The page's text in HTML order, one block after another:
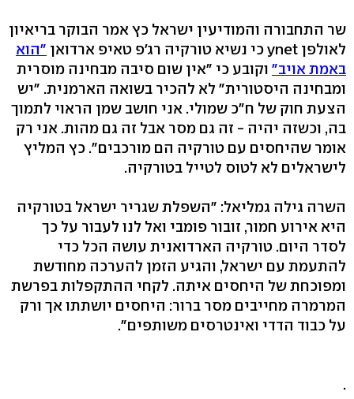
שר התחבורה והמודיעין ישראל כץ אמר הבוקר בריאיון
לאולפן ynet כי נשיא טורקיה רג'פ טאיפ ארדואן
"הוא
באמת אויב" וקובע כי "אין שום סיבה מבחינה מוסרית
ומבחינה היסטורית" לא להכיר בשואה הארמנית. "יש
הצעת חוק של ח"כ שמולי. אני חושב שמן הראוי לתמוך
בה, וכשזה יהיה - זה גם מסר אבל זה גם מהות. אני רק
אומר שהיחסים עם טורקיה הם מורכבים". כץ המליץ
לישראלים לא לטוס לטייל בטורקיה.
השרה גילה גמליאל: "השפלת שגריר ישראל בטורקיה
היא אירוע חמור, זובור פומבי ואל לנו לעבור על כך
לסדר היום. טורקיה הארדואנית עושה הכל כדי
להתעמת עם ישראל, והגיע הזמן להערכה מחודשת
ומפוכחת של היחסים איתה. לקחי ההתקפלות בפרשת
המרמרה מחייבים מסר ברור: היחסים יושתתו אך ורק
על כבוד הדדי ואינטרסים משותפים".
.